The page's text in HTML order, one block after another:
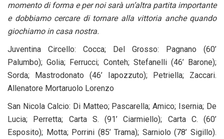
momento di forma e per noi sarà un’altra partita importante
e dobbiamo cercare di tornare alla vittoria anche quando
giochiamo in casa nostra.
Juventina Circello: Cocca; Del Grosso: Pagnano (60’
Palumbo); Golia; Ferrucci; Conteh; Stefanelli (46’ Barone);
Sorda; Mastrodonato (46’ Iapozzuto); Petriella; Zaccari.
Allenatore Mortaruolo Lorenzo
San Nicola Calcio: Di Matteo; Pascarella; Amico; Isernia; De
Lucia; Perretta; Carta S. (91’ Ciarmiello); Carta C. (60’
Esposito); Motta; Porrini (85’ Trama); Sarniolo (78’ Sigillo).